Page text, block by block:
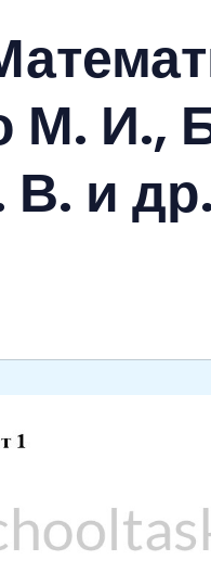
М. И.,
и др.